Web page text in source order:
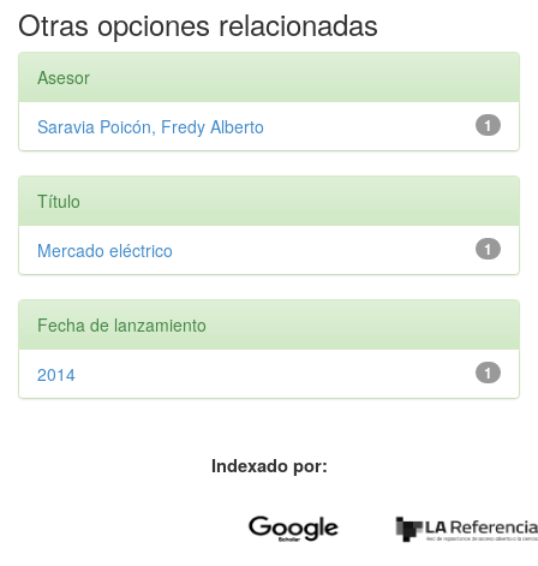
Otras opciones relacionadas
Asesor
1
Saravia Poicón, Fredy Alberto
Título
1
Mercado eléctrico
Fecha de lanzamiento
1
2014
Indexado por: